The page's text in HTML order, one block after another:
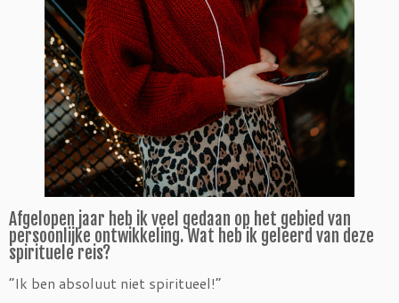
Afgelopen jaar heb ik veel gedaan op het gebied van
persoonlijke ontwikkeling. Wat heb ik geleerd van deze
spirituele reis?
“Ik ben absoluut niet spiritueel!”